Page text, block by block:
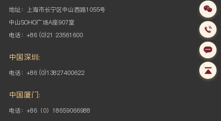
地址：上海市长宁区中山西路1055号
中山SOHO广场A座907室
电话：+86 (0)21 23561600
中国深圳:
电话：+86 (0)13827400622
中国厦门:
电话：+86（0）18659066988